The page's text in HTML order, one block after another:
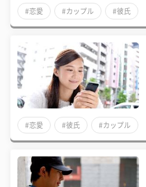
#恋愛 #カップル #彼氏
#恋愛 #彼氏 #カップル